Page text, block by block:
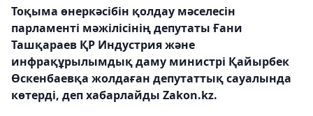
Тоқыма өнеркәсібін қолдау мәселесін
парламенті мәжілісінің депутаты Ғани
Ташқараев ҚР Индустрия және
инфрақұрылымдық даму министрі Қайырбек
Өскенбаевқа жолдаған депутаттық сауалында
көтерді, деп хабарлайды Zakon.kz.